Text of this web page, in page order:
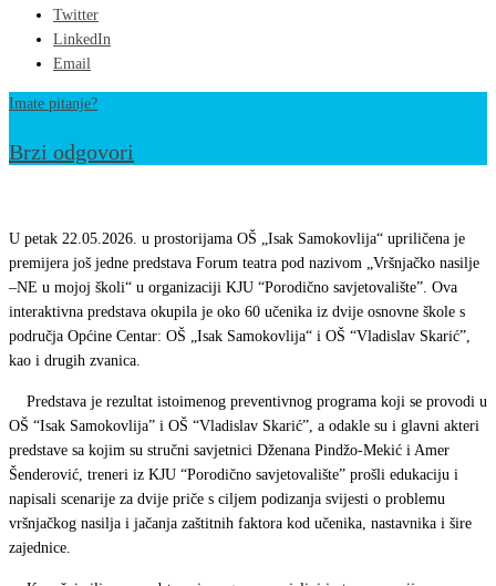
Twitter
LinkedIn
Email
Imate pitanje?
Brzi odgovori
još
jedan
Forum
teatar
o
vršnjakog
nasilja
U petak 22.05.2026. u prostorijama OŠ „Isak Samokovlija“ upriličena je
premijera još jedne predstava Forum teatra pod nazivom „Vršnjačko nasilje
–NE u mojoj školi“ u organizaciji KJU “Porodično savjetovalište”. Ova
interaktivna predstava okupila je oko 60 učenika iz dvije osnovne škole s
područja Općine Centar: OŠ „Isak Samokovlija“ i OŠ “Vladislav Skarić”,
kao i drugih zvanica.
Predstava je rezultat istoimenog preventivnog programa koji se provodi u
OŠ “Isak Samokovlija” i OŠ “Vladislav Skarić”, a odakle su i glavni akteri
predstave sa kojim su stručni savjetnici Dženana Pindžo-Mekić i Amer
Šenderović, treneri iz KJU “Porodično savjetovalište” prošli edukaciju i
napisali scenarije za dvije priče s ciljem podizanja svijesti o problemu
vršnjačkog nasilja i jačanja zaštitnih faktora kod učenika, nastavnika i šire
zajednice.